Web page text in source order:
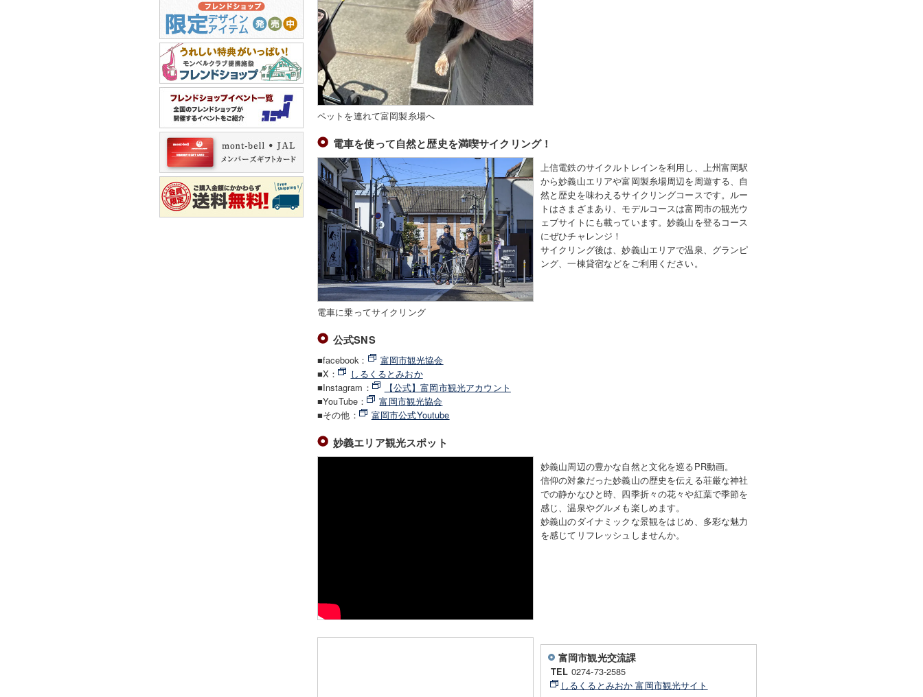
ペットを連れて富岡製糸場へ
電車を使って自然と歴史を満喫サイクリング！
電車に乗ってサイクリング
上信電鉄のサイクルトレインを利用し、上州富岡駅
から妙義山エリアや富岡製糸場周辺を周遊する、自
然と歴史を味わえるサイクリングコースです。ルー
トはさまざまあり、モデルコースは富岡市の観光ウ
ェブサイトにも載っています。妙義山を登るコース
にぜひチャレンジ！
サイクリング後は、妙義山エリアで温泉、グランピ
ング、一棟貸宿などをご利用ください。
公式SNS
■facebook：
富岡市観光協会
■X：
しるくるとみおか
■Instagram：
【公式】富岡市観光アカウント
■YouTube：
富岡市観光協会
■その他：
富岡市公式Youtube
妙義エリア観光スポット
妙義山周辺の豊かな自然と文化を巡るPR動画。
信仰の対象だった妙義山の歴史を伝える荘厳な神社
での静かなひと時、四季折々の花々や紅葉で季節を
感じ、温泉やグルメも楽しめます。
妙義山のダイナミックな景観をはじめ、多彩な魅力
を感じてリフレッシュしませんか。
富岡市観光交流課
TEL 0274-73-2585
しるくるとみおか 富岡市観光サイト